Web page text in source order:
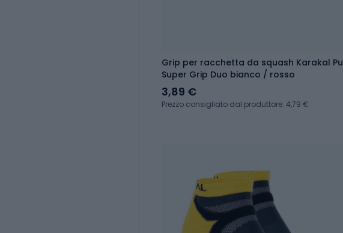
Grip per racchetta da squash Karakal Pu
Super Grip Duo bianco / rosso
3,89 €
Prezzo consigliato dal produttore: 4,79 €